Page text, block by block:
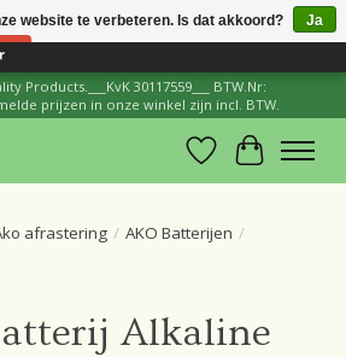
Reviews ×
Products.___KvK 30117559___ BTW.Nr:
prijzen in onze winkel zijn incl. BTW.
Verlanglijst
afrastering / AKO Batterijen /
Alkaline
website te verbeteren. Is dat akkoord?
Ja